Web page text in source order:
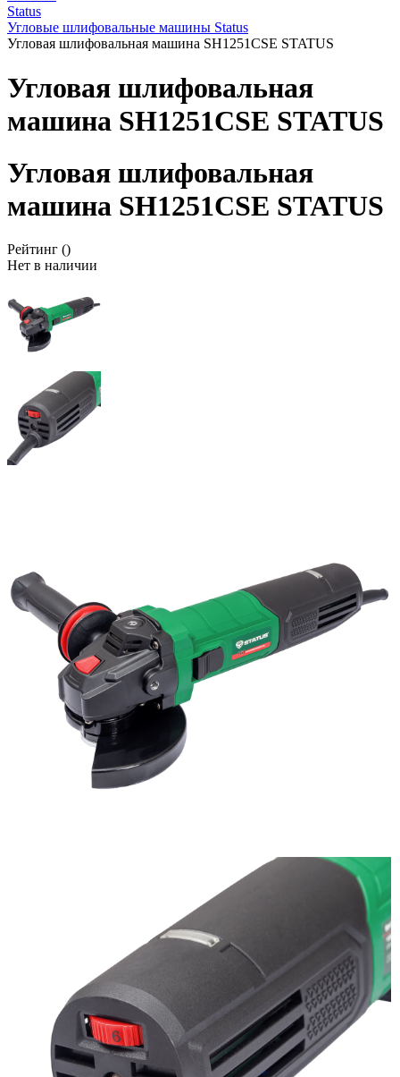
Status
Угловые шлифовальные машины Status
Угловая шлифовальная машина SH1251CSE STATUS
Угловая шлифовальная
машина SH1251CSE STATUS
Угловая шлифовальная
машина SH1251CSE STATUS
Рейтинг ()
Нет в наличии